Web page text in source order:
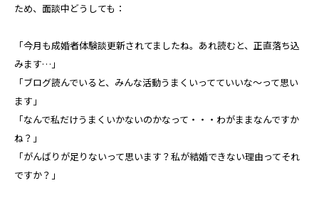
ため、面談中どうしても：
「今月も成婚者体験談更新されてましたね。あれ読むと、正直落ち込
みます…」
「ブログ読んでいると、みんな活動うまくいってていいな～って思い
ます」
「なんで私だけうまくいかないのかなって・・・わがままなんですか
ね？」
「がんばりが足りないって思います？私が結婚できない理由ってそれ
ですか？」